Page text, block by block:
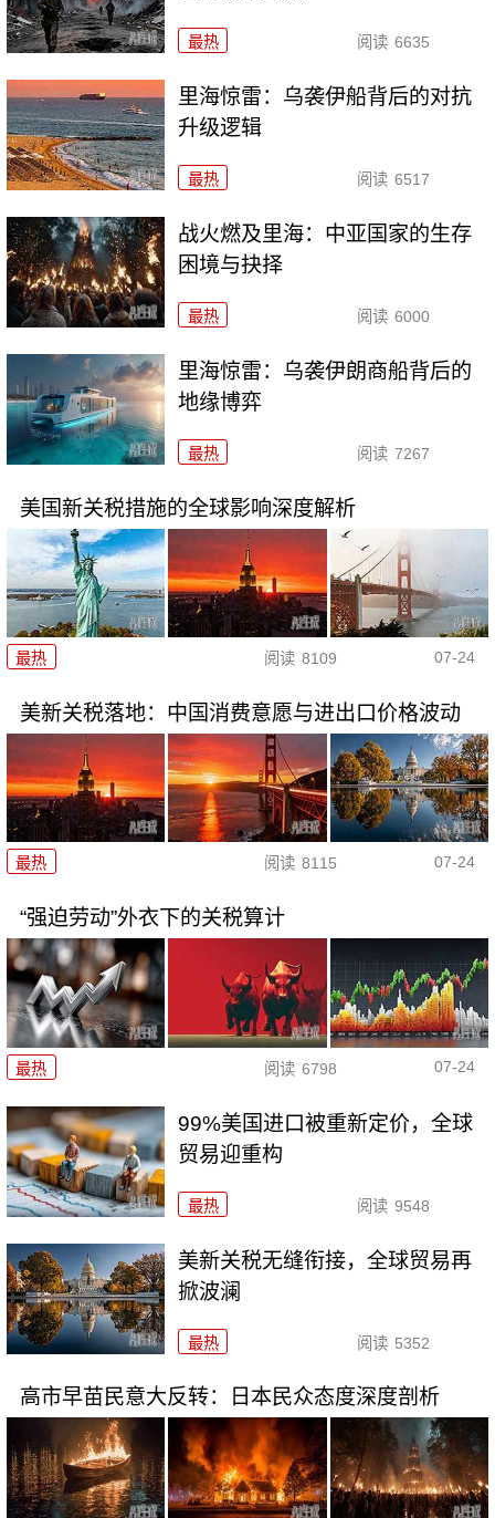
最热 阅读 6635
里海惊雷：乌袭伊船背后的对抗
升级逻辑
最热 阅读 6517
战火燃及里海：中亚国家的生存
困境与抉择
最热 阅读 6000
里海惊雷：乌袭伊朗商船背后的
地缘博弈
最热 阅读 7267
美国新关税措施的全球影响深度解析
最热 阅读 8109 07-24
美新关税落地：中国消费意愿与进出口价格波动
最热 阅读 8115 07-24
“强迫劳动”外衣下的关税算计
最热 阅读 6798 07-24
99%美国进口被重新定价，全球
贸易迎重构
最热 阅读 9548
美新关税无缝衔接，全球贸易再
掀波澜
最热 阅读 5352
高市早苗民意大反转：日本民众态度深度剖析